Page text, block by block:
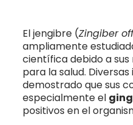
El jengibre (Zingiber
ampliamente
científica debido a
para la salud.
demostrado que sus
especialmente el
positivos en el